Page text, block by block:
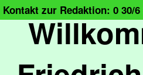
Kontakt zur Redaktion: 0 30/6